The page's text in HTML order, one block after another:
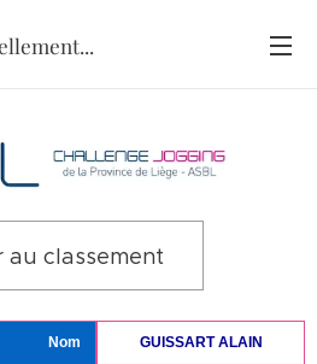
au classement
Nom GUISSART ALAIN